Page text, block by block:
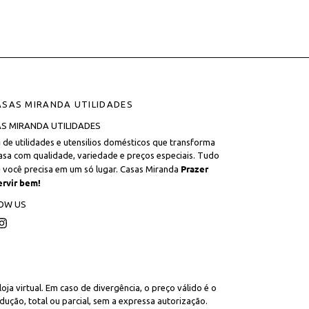
MIRANDA UTILIDADES
de utilidades e utensilios domésticos que transforma
com qualidade, variedade e preços especiais. Tudo
você precisa em um só lugar. Casas Miranda Prazer
bem!
US
Instagram
virtual. Em caso de divergência, o preço válido é o
total ou parcial, sem a expressa autorização.